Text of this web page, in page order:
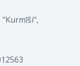
"Kurmīši",